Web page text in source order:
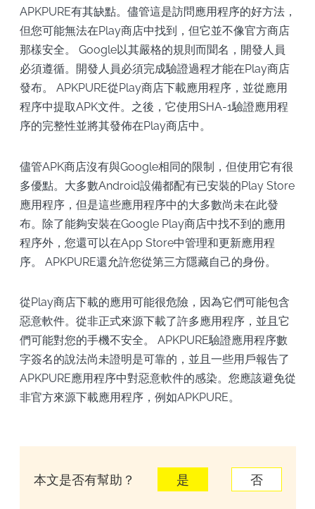
APKPURE有其缺點。儘管這是訪問應用程序的好方法，
但您可能無法在Play商店中找到，但它並不像官方商店
那樣安全。 Google以其嚴格的規則而聞名，開發人員
必須遵循。開發人員必須完成驗證過程才能在Play商店
發布。 APKPURE從Play商店下載應用程序，並從應用
程序中提取APK文件。之後，它使用SHA-1驗證應用程
序的完整性並將其發佈在Play商店中。
儘管APK商店沒有與Google相同的限制，但使用它有很
多優點。大多數Android設備都配有已安裝的Play Store
應用程序，但是這些應用程序中的大多數尚未在此發
布。除了能夠安裝在Google Play商店中找不到的應用
程序外，您還可以在App Store中管理和更新應用程
序。 APKPURE還允許您從第三方隱藏自己的身份。
從Play商店下載的應用可能很危險，因為它們可能包含
惡意軟件​​。從非正式來源下載了許多應用程序，並且它
們可能對您的手機不安全。 APKPURE驗證應用程序數
字簽名的說法尚未證明是可靠的，並且一些用戶報告了
APKPURE應用程序中對惡意軟件的感染。您應該避免從
非官方來源下載應用程序，例如APKPURE。
本文是否有幫助？ 是 否